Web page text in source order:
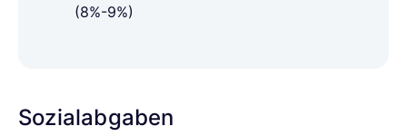
(8%-9%)
Sozialabgaben